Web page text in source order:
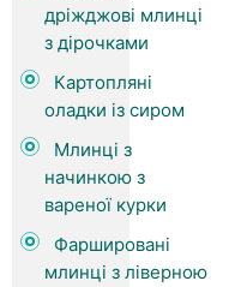
дріжджові млинці
з дірочками
Картопляні
оладки із сиром
Млинці з
начинкою з
вареної курки
Фаршировані
млинці з ліверною